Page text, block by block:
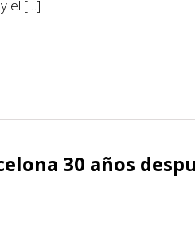
el […]
30 años